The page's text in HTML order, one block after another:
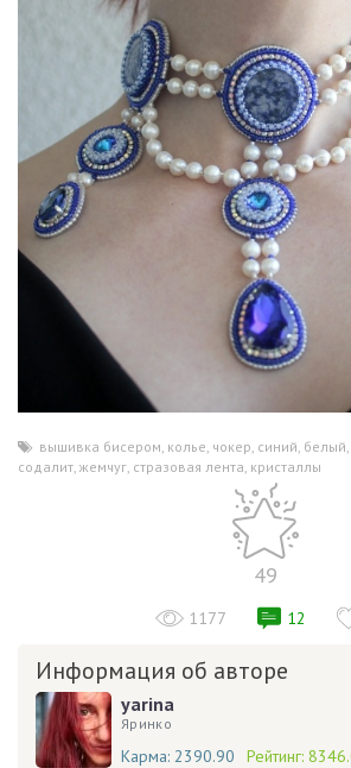
вышивка бисером колье чокер синий белый
содалит жемчуг стразовая лента кристаллы
49
1177 12
Информация об авторе
yarina
Яринко
Карма: 2390.90 Рейтинг: